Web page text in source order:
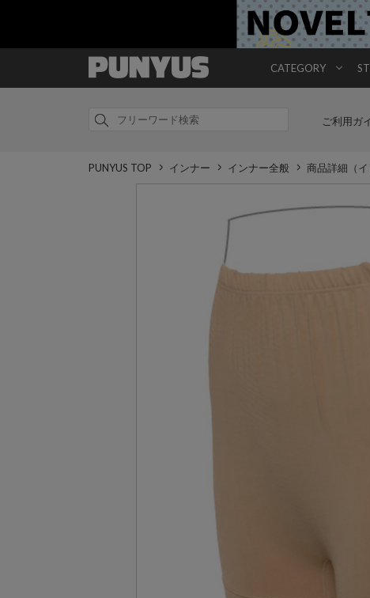
CATEGORY
ご利用ガ
PUNYUS TOP インナー インナー全般 商品詳細（イ